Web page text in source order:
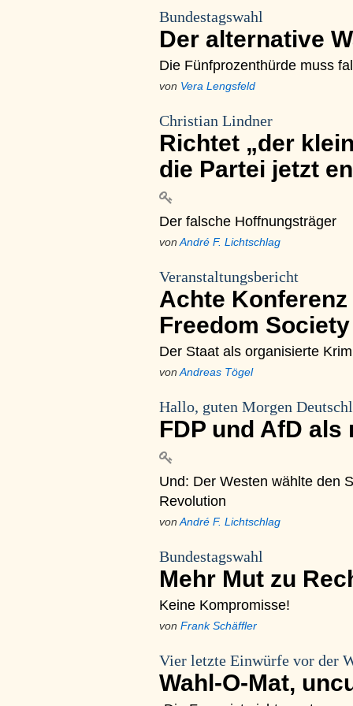
Bundestagswahl
Der alternative
Die Fünfprozenthürde muss
von Vera Lengsfeld
Christian Lindner
Richtet „der
die Partei jetzt
Der falsche Hoffnungsträger
von André F. Lichtschlag
Veranstaltungsbericht
Achte
Freedom
Der Staat als organisierte
von Andreas Tögel
Hallo, guten Morgen
FDP und AfD
Und: Der Westen wählte den
Revolution
von André F. Lichtschlag
Bundestagswahl
Mehr Mut zu
Keine Kompromisse!
von Frank Schäffler
Vier letzte Einwürfe vor der
Wahl-O-Mat,